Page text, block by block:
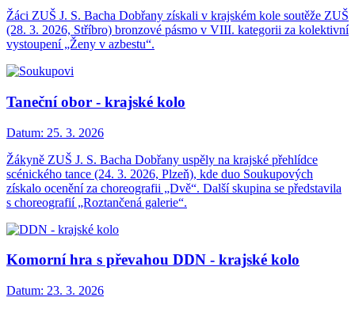
Žáci ZUŠ J. S. Bacha Dobřany získali v krajském kole soutěže ZUŠ
(28. 3. 2026, Stříbro) bronzové pásmo v VIII. kategorii za kolektivní
vystoupení „Ženy v azbestu“.
Taneční obor - krajské kolo
Datum: 25. 3. 2026
Žákyně ZUŠ J. S. Bacha Dobřany uspěly na krajské přehlídce
scénického tance (24. 3. 2026, Plzeň), kde duo Soukupových
získalo ocenění za choreografii „Dvě“. Další skupina se představila
s choreografií „Roztančená galerie“.
Komorní hra s převahou DDN - krajské kolo
Datum: 23. 3. 2026